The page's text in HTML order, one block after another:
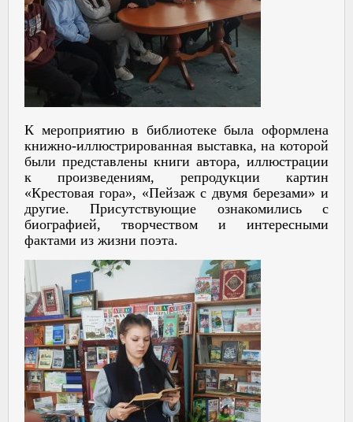
К мероприятию в библиотеке была оформлена
книжно-иллюстрированная выставка, на которой
были представлены книги автора, иллюстрации
к произведениям, репродукции картин
«Крестовая гора», «Пейзаж с двумя березами» и
другие. Присутствующие ознакомились с
биографией, творчеством и интересными
фактами из жизни поэта.